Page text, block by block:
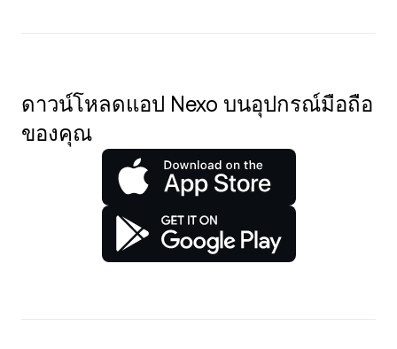
ดาวน์โหลดแอป Nexo บนอุปกรณ์มือถือ
ของคุณ